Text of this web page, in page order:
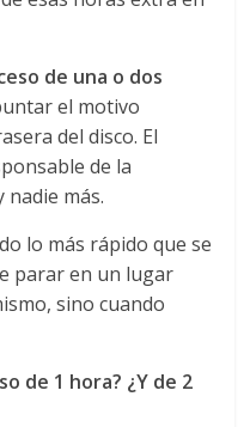
de una o dos
el motivo
del disco. El
de la
más.
lo más rápido que se
parar en un lugar
sino cuando
de 1 hora? ¿Y de 2